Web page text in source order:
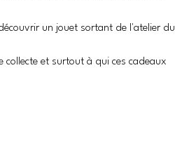
un jouet sortant de l'atelier du
collecte et surtout à qui ces cadeaux